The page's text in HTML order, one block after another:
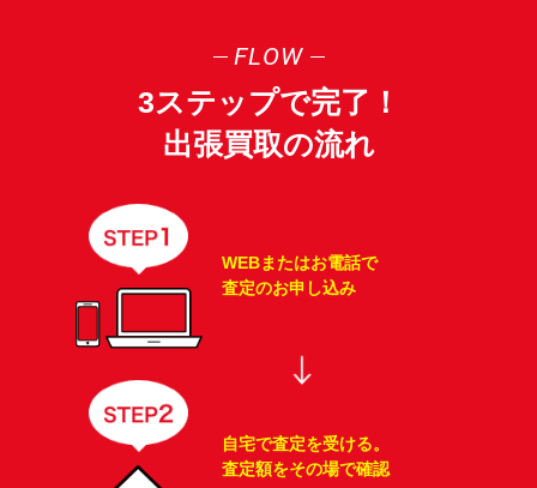
FLOW
3ステップで完了！
出張買取の流れ
WEBまたはお電話で
査定のお申し込み
自宅で査定を受ける。
査定額をその場で確認